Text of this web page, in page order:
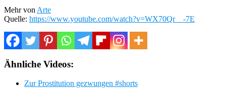
Mehr von Arte
Quelle: https://www.youtube.com/watch?v=WX70Qr__-7E
Ähnliche Videos:
Zur Prostitution gezwungen #shorts